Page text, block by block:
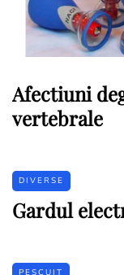
Afectiuni
vertebrale
DIVERSE
Gardul
PESCUIT